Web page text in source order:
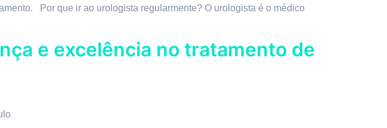
Por que ir ao urologista regularmente? O urologista é o médico
e excelência no tratamento de